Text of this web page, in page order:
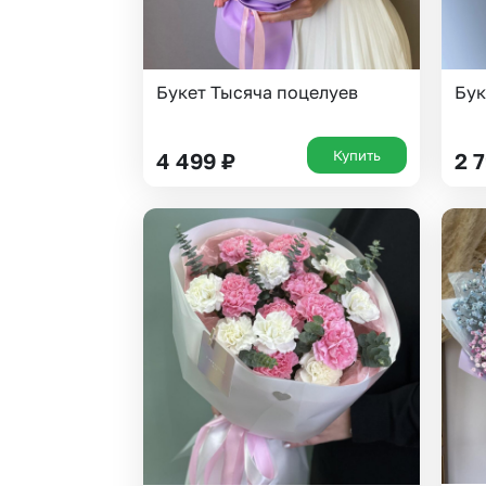
Букет Тысяча поцелуев
4 499 ₽ Купить 2